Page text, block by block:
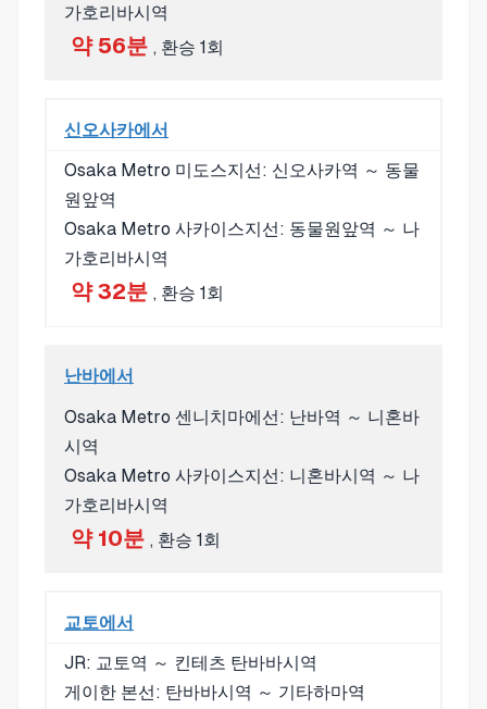
가호리바시역
약 56분 , 환승 1회
신오사카에서
Osaka Metro 미도스지선: 신오사카역 ～ 동물
원앞역
Osaka Metro 사카이스지선: 동물원앞역 ～ 나
가호리바시역
약 32분 , 환승 1회
난바에서
Osaka Metro 센니치마에선: 난바역 ～ 니혼바
시역
Osaka Metro 사카이스지선: 니혼바시역 ～ 나
가호리바시역
약 10분 , 환승 1회
교토에서
JR: 교토역 ～ 킨테츠 탄바바시역
게이한 본선: 탄바바시역 ～ 기타하마역